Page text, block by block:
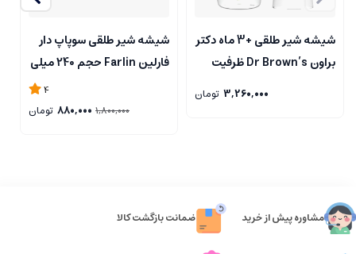
شیشه شیر طلقی +3 ماه دکتر
براون Dr Brown’s ظرفیت
3,260,000 تومان
شیشه شیر طلقی سوپاپ دار
فارلین Farlin حجم 240 میلی
4
1,800,000
880,000 تومان
مشاوره پیش از خرید ضمانت بازگشت کالا